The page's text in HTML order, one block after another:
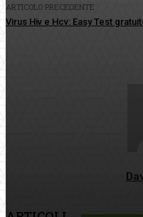
ARTICOLO PRECEDENTE
Virus Hiv e Hcv: Easy Test